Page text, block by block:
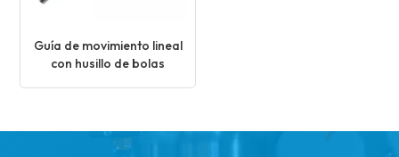
Guía de movimiento lineal
con husillo de bolas